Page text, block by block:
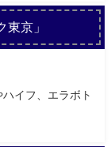
京」
イフ、エラボト